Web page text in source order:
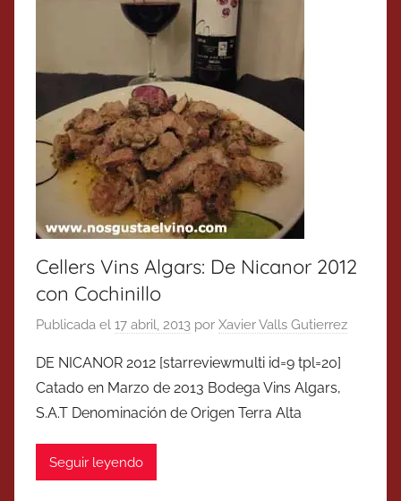
Cellers Vins Algars: De Nicanor 2012
con Cochinillo
Publicada el 17 abril, 2013 por Xavier Valls Gutierrez
DE NICANOR 2012 [starreviewmulti id=9 tpl=20]
Catado en Marzo de 2013 Bodega Vins Algars,
S.A.T Denominación de Origen Terra Alta
Seguir leyendo